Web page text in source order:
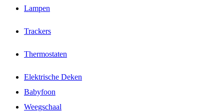
Lampen
Trackers
Thermostaten
Elektrische Deken
Babyfoon
Weegschaal